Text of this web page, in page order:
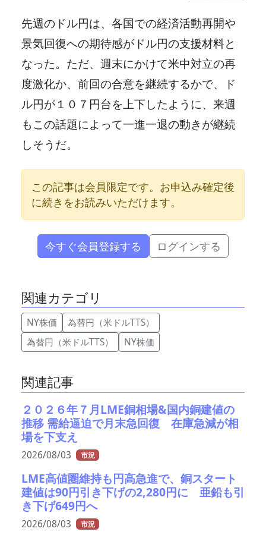
先週のドル円は、各国での経済活動再開や
景気回復への期待感がドル円の支援材料と
なった。ただ、週末にかけて米中対立の再
度激化か、前回の合意を継続するかで、ド
ル円が１０７円台を上下したように、来週
もこの話題によって一進一退の動きが継続
しそうだ。
この記事は会員限定です。お申込み確定後
に続きをお読みいただけます。
今すぐ会員登録する ログインする
関連カテゴリ
NY株価
為替円（米ドルTTS）
為替円（米ドルTTS）
NY株価
関連記事
２０２６年７月LME銅相場&国内銅建値の
推移 需給逼迫で月末急回復 在庫急減が相
場を下支え
2026/08/03 市況
LME高値圏維持も円高急進で、銅スタート
建値は90円引き下げの2,280円に 亜鉛も引
き下げ649円へ
2026/08/03 市況